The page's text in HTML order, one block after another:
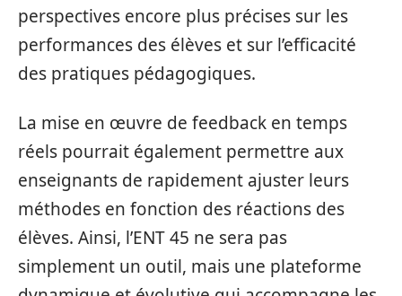
perspectives encore plus précises sur les
performances des élèves et sur l’efficacité
des pratiques pédagogiques.
La mise en œuvre de feedback en temps
réels pourrait également permettre aux
enseignants de rapidement ajuster leurs
méthodes en fonction des réactions des
élèves. Ainsi, l’ENT 45 ne sera pas
simplement un outil, mais une plateforme